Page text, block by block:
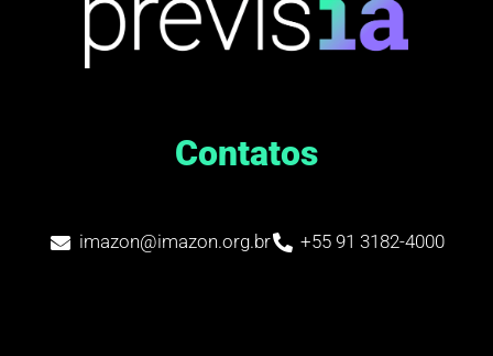
Contatos
imazon@imazon.org.br +55 91 3182-4000